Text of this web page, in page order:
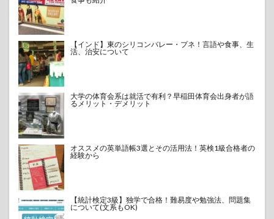
【インド】東のシリコンバレー・プネ！言語や食事、生
活、治安について
大学の体育会系は就活で有利？早稲田体育会出身者が語
るメリット・デメリット
オススメの英単語帳3選とその活用法！英検1級合格者の
経験から
【統計検定3級】独学で合格！難易度や勉強法、問題集
について(文系もOK)